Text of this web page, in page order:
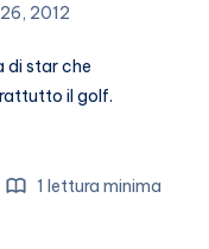
2012
di star che
il golf.
1 lettura minima